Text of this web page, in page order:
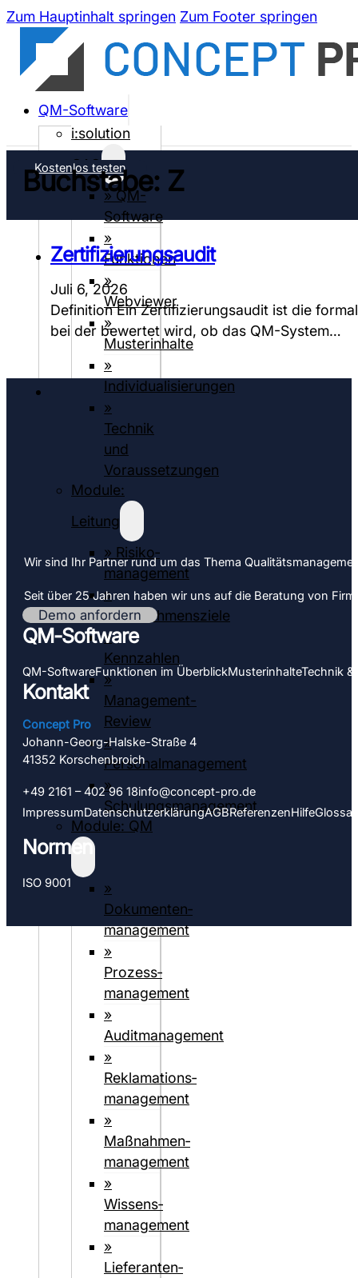
Zum Hauptinhalt springen Zum Footer springen
QM-Software
i:solution
CAQ
» QM-
Software
»
Funktionen
»
Webviewer
»
Musterinhalte
»
Individualisierungen
»
Technik
und
Voraussetzungen
Module:
Leitung
» Risiko­
management
»
Unternehmensziele
»
Kennzahlen
»
Management-
Review
»
Personalmanagement
»
Schulungsmanagement
Module: QM
»
Dokumenten­­
management
»
Prozess­
management
»
Auditmanagement
»
Reklamations­
management
»
Maßnahmen­
management
»
Wissens­
management
»
Lieferanten­­­
Kostenlos testen
Buchstabe: Z
Zertifizierungsaudit
Juli 6, 2026
Definition Ein Zertifizierungsaudit ist die
bei der bewertet wird, ob das QM-System…
Wir sind Ihr Partner rund um das Thema
Seit über 25 Jahren haben wir uns auf die Beratung von
Demo anfordern
QM-Software
QM-SoftwareFunktionen im ÜberblickMuster­inhalteTechnik
Kontakt
Concept Pro
Johann-Georg-Halske-Straße 4
41352 Korschen­­broich
+49 2161 – 402 96 18info@concept-pro.de
ImpressumDatenschutz­­erklärungAGBReferenzenHilfeGlossar
Normen
ISO 9001